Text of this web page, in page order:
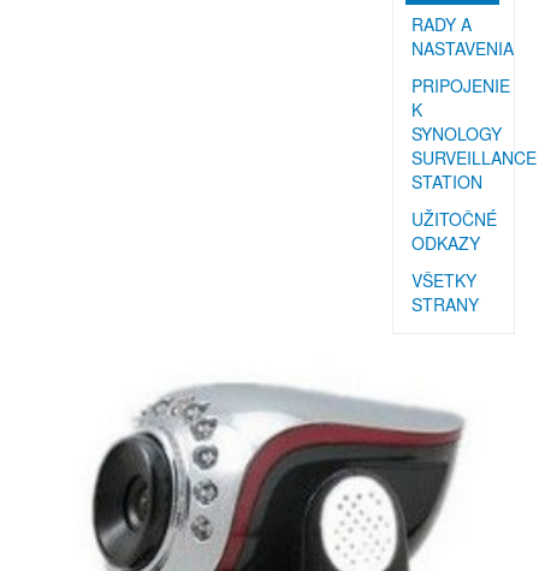
RADY A
NASTAVENIA
PRIPOJENIE
K
SYNOLOGY
SURVEILLANCE
STATION
UŽITOČNÉ
ODKAZY
VŠETKY
STRANY